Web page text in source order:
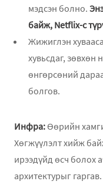
мэдсэн болно.
байж, Netflix-c
Жижиглэн
хувьсдаг, зөвхөн
өнгөрсөний
болгов.
Инфра: Өөрийн
Хөгжүүлэлт хийж
ирээдүйд өсч болох
архитектурыг гаргав.